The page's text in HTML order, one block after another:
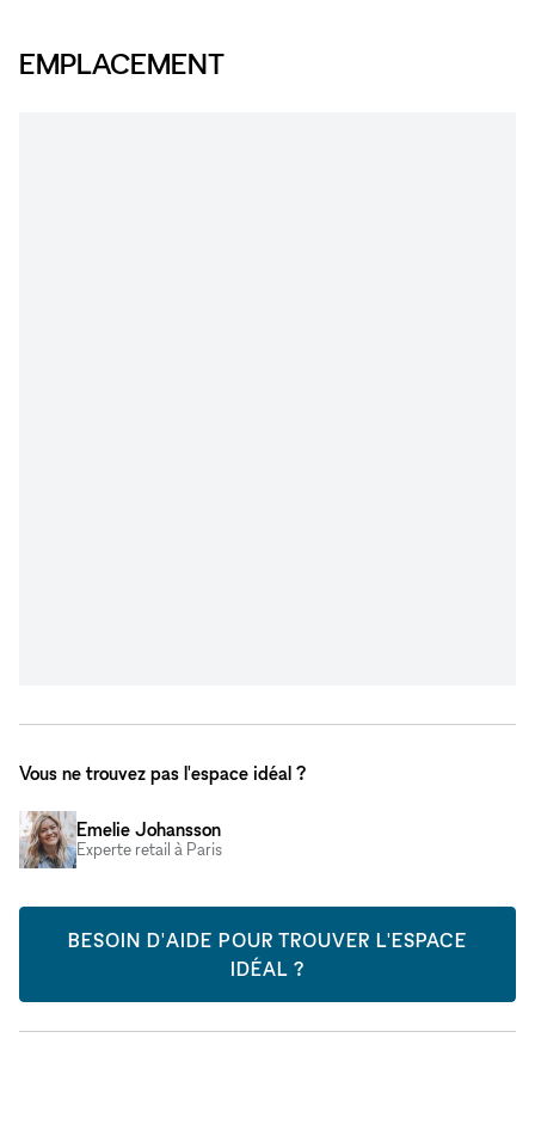
EMPLACEMENT
Vous ne trouvez pas l'espace idéal ?
Emelie Johansson
Experte retail à Paris
BESOIN D'AIDE POUR TROUVER L'ESPACE
IDÉAL ?